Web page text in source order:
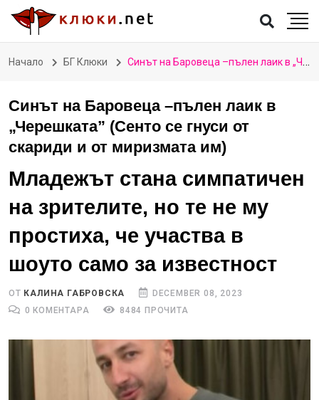
Начало БГ Клюки Синът на Баровеца –пълен лаик в „Черешката” (Сенто се гнуси от скариди и от миризмата им)
Синът на Баровеца –пълен лаик в
„Черешката” (Сенто се гнуси от
скариди и от миризмата им)
Младежът стана симпатичен
на зрителите, но те не му
простиха, че участва в
шоуто само за известност
ОТ КАЛИНА ГАБРОВСКА
DECEMBER 08, 2023
0 КОМЕНТАРА
8484 ПРОЧИТА